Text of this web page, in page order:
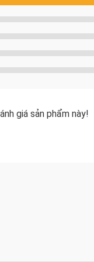
giá sản phẩm này!